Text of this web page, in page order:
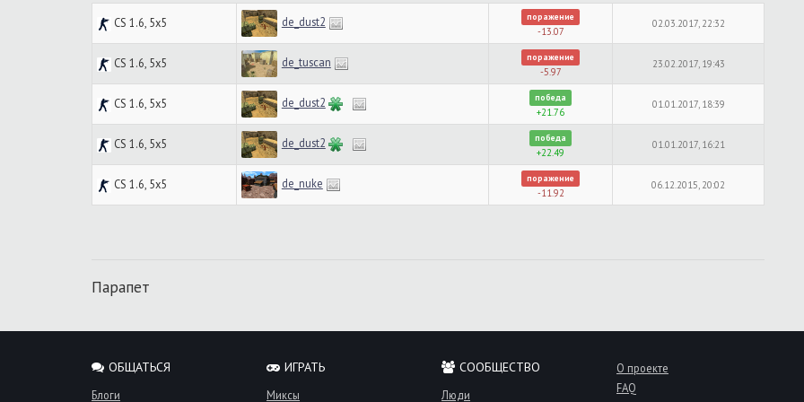
CS 1.6, 5x5 de_dust2 поражение
-13.07
02.03.2017, 22:32
CS 1.6, 5x5 de_tuscan поражение
-5.97
23.02.2017, 19:43
CS 1.6, 5x5 de_dust2 победа
+21.76
01.01.2017, 18:39
CS 1.6, 5x5 de_dust2 победа
+22.49
01.01.2017, 16:21
CS 1.6, 5x5 de_nuke поражение
-11.92
06.12.2015, 20:02
Парапет
ОБЩАТЬСЯ
Блоги
ИГРАТЬ
Миксы
СООБЩЕСТВО
Люди
О проекте
FAQ